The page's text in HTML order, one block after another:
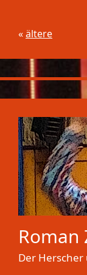
«ältere
Roman
Der